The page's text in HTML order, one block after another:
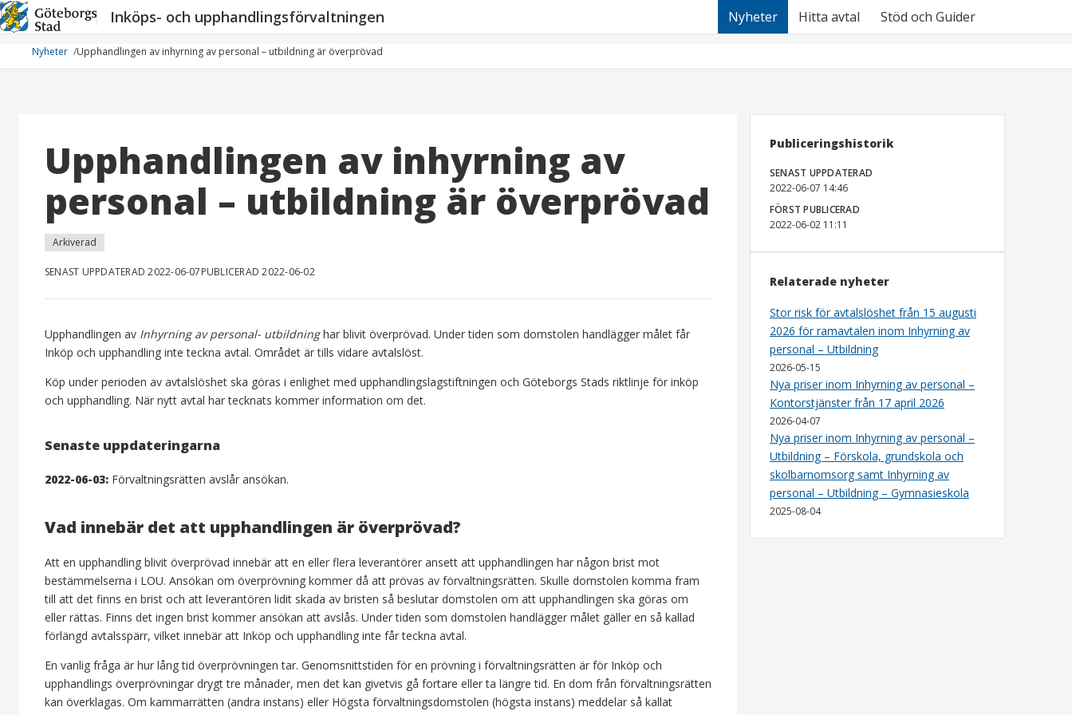
Hoppa
till
innehåll
Inköps- och upphandlingsförvaltningen Nyheter Hitta avtal Stöd och Guider
Nyheter Upphandlingen av inhyrning av personal – utbildning är överprövad
Upphandlingen av inhyrning av
personal – utbildning är överprövad
Arkiverad
SENAST UPPDATERAD 2022-06-07PUBLICERAD 2022-06-02
Upphandlingen av Inhyrning av personal- utbildninghar blivit överprövad. Under tiden som domstolen handlägger målet får
Inköp och upphandling inte teckna avtal. Området är tills vidare avtalslöst.
Köp under perioden av avtalslöshet ska göras i enlighet med upphandlingslagstiftningen och Göteborgs Stads riktlinje för inköp
och upphandling. När nytt avtal har tecknats kommer information om det.
Senaste uppdateringarna
2022-06-03: Förvaltningsrätten avslår ansökan.
Vad innebär det att upphandlingen är överprövad?
Att en upphandling blivit överprövad innebär att en eller flera leverantörer ansett att upphandlingen har någon brist mot
bestämmelserna i LOU. Ansökan om överprövning kommer då att prövas av förvaltningsrätten. Skulle domstolen komma fram
till att det finns en brist och att leverantören lidit skada av bristen så beslutar domstolen om att upphandlingen ska göras om
eller rättas. Finns det ingen brist kommer ansökan att avslås. Under tiden som domstolen handlägger målet gäller en så kallad
förlängd avtalsspärr, vilket innebär att Inköp och upphandling inte får teckna avtal.
En vanlig fråga är hur lång tid överprövningen tar. Genomsnittstiden för en prövning i förvaltningsrätten är för Inköp och
upphandlings överprövningar drygt tre månader, men det kan givetvis gå fortare eller ta längre tid. En dom från förvaltningsrätten
kan överklagas. Om kammarrätten (andra instans) eller Högsta förvaltningsdomstolen (högsta instans) meddelar så kallat
Publiceringshistorik
SENAST UPPDATERAD
2022-06-07 14:46
FÖRST PUBLICERAD
2022-06-02 11:11
Relaterade nyheter
Stor risk för avtalslöshet från 15 augusti
2026 för ramavtalen inom Inhyrning av
personal – Utbildning
2026-05-15
Nya priser inom Inhyrning av personal –
Kontorstjänster från 17 april 2026
2026-04-07
Nya priser inom Inhyrning av personal –
Utbildning – Förskola, grundskola och
skolbarnomsorg samt Inhyrning av
personal – Utbildning – Gymnasieskola
2025-08-04